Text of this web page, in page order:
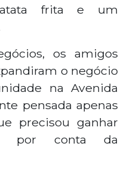
frita e um
os amigos
o negócio
na Avenida
pensada apenas
precisou ganhar
por conta da